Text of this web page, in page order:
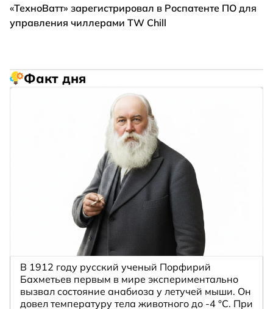
«ТехноВатт» зарегистрировал в Роспатенте ПО для
управления чиллерами TW Chill
Факт дня
В 1912 году русский ученый Порфирий
Бахметьев первым в мире экспериментально
вызвал состояние анабиоза у летучей мыши. Он
довел температуру тела животного до -4 °C. При